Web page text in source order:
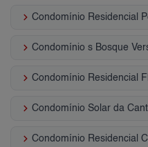
keyboard_arrow_right Condomínio Residencial
keyboard_arrow_right Condomínio s Bosque
keyboard_arrow_right
keyboard_arrow_right Condomínio Solar da
keyboard_arrow_right Condomínio Residencial